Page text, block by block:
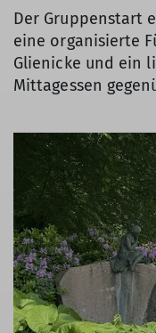
Der Gruppenstart
eine organisierte
Glienicke und ein
Mittagessen